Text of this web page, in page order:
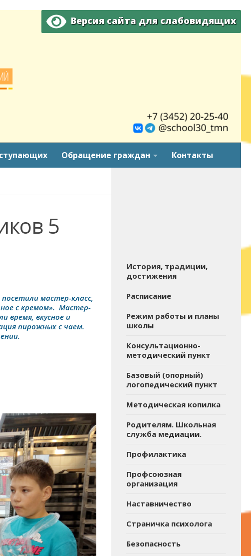
Версия сайта для слабовидящих
Обращение граждан Контакты
5
мастер-класс,
с кремом». Мастер-
время, вкусное и
пирожных с чаем.
История, традиции,
достижения
Расписание
Режим работы и планы
школы
Консультационно-
методический пункт
Базовый (опорный)
логопедический пункт
Методическая копилка
Родителям. Школьная
служба медиации.
Профилактика
Профсоюзная
организация
Наставничество
Страничка психолога
Безопасность